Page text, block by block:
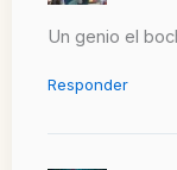
Un genio el
Responder